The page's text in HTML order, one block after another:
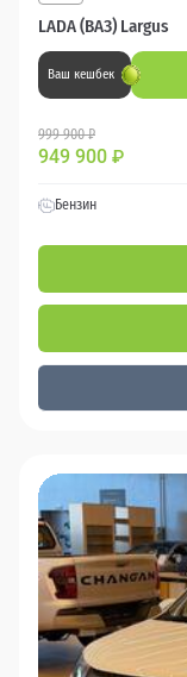
LADA (ВАЗ) Largus
Ваш кешбек
999 900 ₽
949 900 ₽
Бензин